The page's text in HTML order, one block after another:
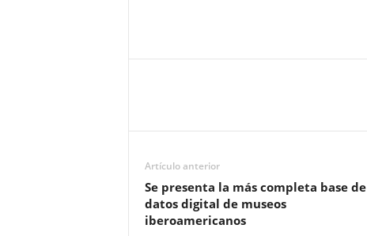
Artículo anterior
Se presenta la más completa base de
datos digital de museos
iberoamericanos